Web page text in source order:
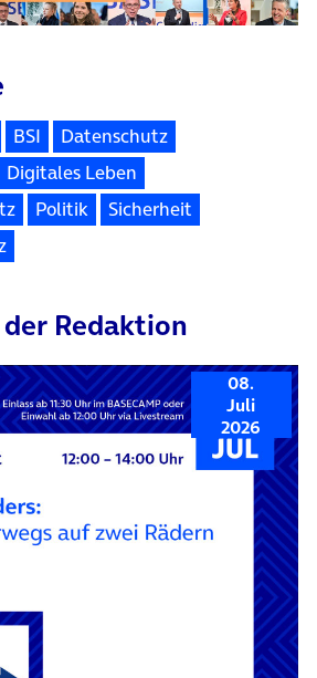
BSI
Datenschutz
Digitales Leben
Politik
Sicherheit
Redaktion
08.
Juli
2026